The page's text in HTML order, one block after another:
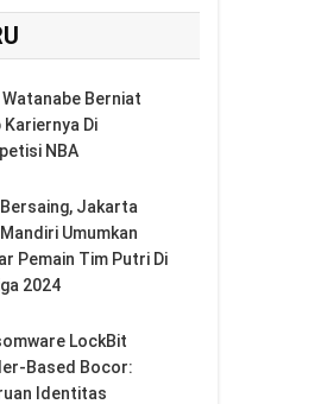
Berniat
Kariernya Di
NBA
Jakarta
Mandiri Umumkan
Pemain Tim Putri Di
2024
LockBit
Based Bocor:
Identitas